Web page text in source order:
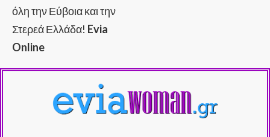
όλη την Εύβοια και την
Στερεά Ελλάδα! Evia
Online